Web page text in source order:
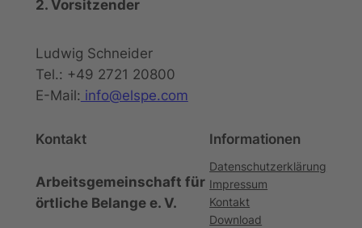
2. Vorsitzender
Ludwig Schneider
Tel.: +49 2721 20800
E-Mail: info@elspe.com
Kontakt
Arbeitsgemeinschaft für
örtliche Belange e. V.
Informationen
Datenschutzerklärung
Impressum
Kontakt
Download